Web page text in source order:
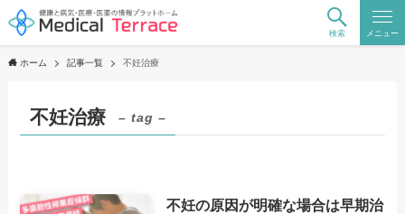
検索 メニュー
ホーム 記事一覧 不妊治療
不妊治療 – tag –
不妊の原因が明確な場合は早期治